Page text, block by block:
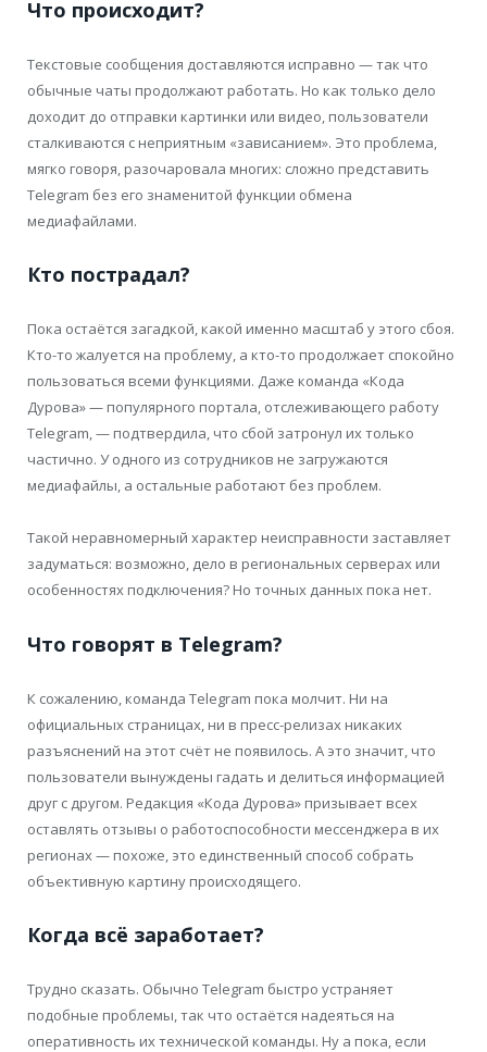
Что происходит?
Текстовые сообщения доставляются исправно — так что
обычные чаты продолжают работать. Но как только дело
доходит до отправки картинки или видео, пользователи
сталкиваются с неприятным «зависанием». Это проблема,
мягко говоря, разочаровала многих: сложно представить
Telegram без его знаменитой функции обмена
медиафайлами.
Кто пострадал?
Пока остаётся загадкой, какой именно масштаб у этого сбоя.
Кто-то жалуется на проблему, а кто-то продолжает спокойно
пользоваться всеми функциями. Даже команда «Кода
Дурова» — популярного портала, отслеживающего работу
Telegram, — подтвердила, что сбой затронул их только
частично. У одного из сотрудников не загружаются
медиафайлы, а остальные работают без проблем.
Такой неравномерный характер неисправности заставляет
задуматься: возможно, дело в региональных серверах или
особенностях подключения? Но точных данных пока нет.
Что говорят в Telegram?
К сожалению, команда Telegram пока молчит. Ни на
официальных страницах, ни в пресс-релизах никаких
разъяснений на этот счёт не появилось. А это значит, что
пользователи вынуждены гадать и делиться информацией
друг с другом. Редакция «Кода Дурова» призывает всех
оставлять отзывы о работоспособности мессенджера в их
регионах — похоже, это единственный способ собрать
объективную картину происходящего.
Когда всё заработает?
Трудно сказать. Обычно Telegram быстро устраняет
подобные проблемы, так что остаётся надеяться на
оперативность их технической команды. Ну а пока, если